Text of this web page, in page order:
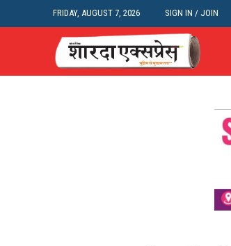
FRIDAY, AUGUST 7, 2026 SIGN IN / JOIN